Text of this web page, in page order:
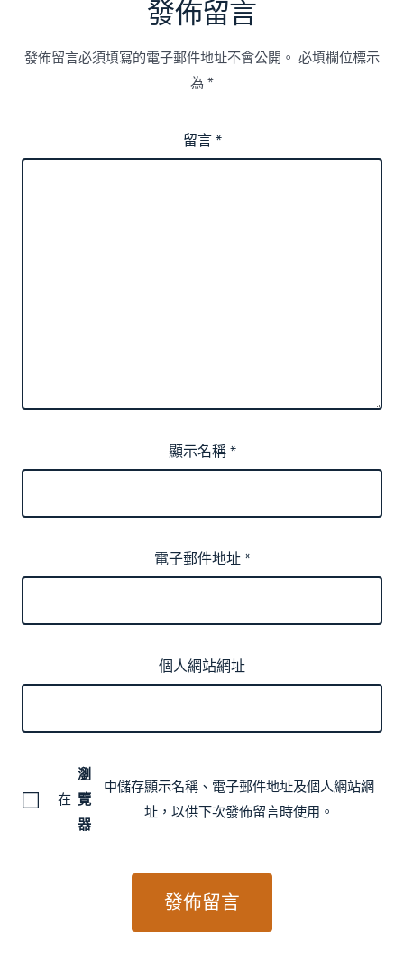
發佈留言
發佈留言必須填寫的電子郵件地址不會公開。 必填欄位標示
為 *
留言*
顯示名稱*
電子郵件地址*
個人網站網址
在
瀏
覽
器
中儲存顯示名稱、電子郵件地址及個人網站網
址，以供下次發佈留言時使用。